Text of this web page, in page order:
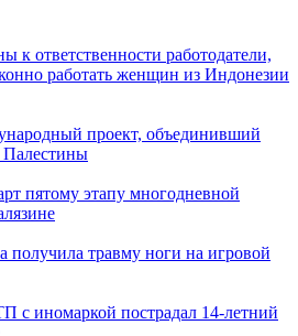
к ответственности работодатели,
работать женщин из Индонезии
проект, объединивший
Палестины
пятому этапу многодневной
получила травму ноги на игровой
с иномаркой пострадал 14-летний